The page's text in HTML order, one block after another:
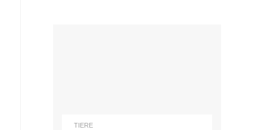
TIERE